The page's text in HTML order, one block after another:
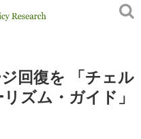
回復を 「チェル
ズム・ガイド」